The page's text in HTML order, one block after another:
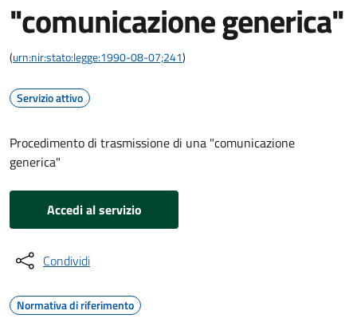
"comunicazione generica"
(urn:nir:stato:legge:1990-08-07;241)
Servizio attivo
Procedimento di trasmissione di una "comunicazione
generica"
Accedi al servizio
Condividi
Normativa di riferimento